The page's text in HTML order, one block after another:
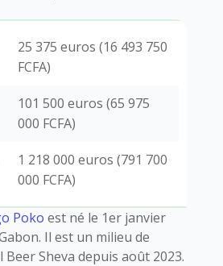
25 375 euros (16 493 750
FCFA)
101 500 euros (65 975
000 FCFA)
1 218 000 euros (791 700
000 FCFA)
Poko est né le 1er janvier
Il est un milieu de
Beer Sheva depuis août 2023.